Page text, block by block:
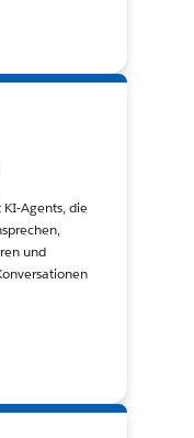
Agents, die
und